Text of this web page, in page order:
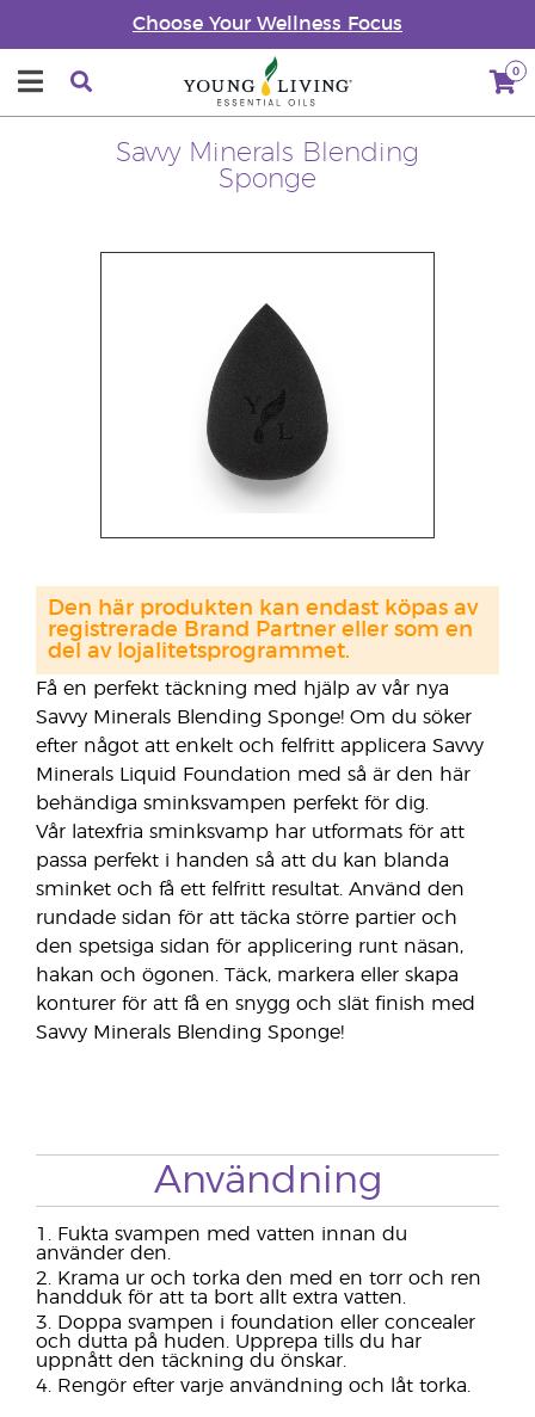
Choose Your Wellness Focus
0
Savvy Minerals Blending
Sponge
Få en perfekt täckning med hjälp av vår nya
Savvy Minerals Blending Sponge! Om du söker
efter något att enkelt och felfritt applicera Savvy
Minerals Liquid Foundation med så är den här
behändiga sminksvampen perfekt för dig.
Vår latexfria sminksvamp har utformats för att
passa perfekt i handen så att du kan blanda
sminket och få ett felfritt resultat. Använd den
rundade sidan för att täcka större partier och
den spetsiga sidan för applicering runt näsan,
hakan och ögonen. Täck, markera eller skapa
konturer för att få en snygg och slät finish med
Savvy Minerals Blending Sponge!
Den här produkten kan endast köpas av
registrerade Brand Partner eller som en
del av lojalitetsprogrammet.
Användning
Fukta svampen med vatten innan du
använder den.
Krama ur och torka den med en torr och ren
handduk för att ta bort allt extra vatten.
Doppa svampen i foundation eller concealer
och dutta på huden. Upprepa tills du har
uppnått den täckning du önskar.
Rengör efter varje användning och låt torka.